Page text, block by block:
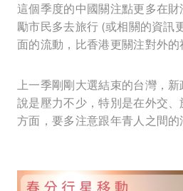
這個季度的中國關注點更多在
勵市民多去旅行 (或相關的資訊
面的流動，比香港更關注對外的
上一季剛剛大選結束的台灣，
說是壓力不少，特別是在外交
方面，要多注意跟年青人之間的